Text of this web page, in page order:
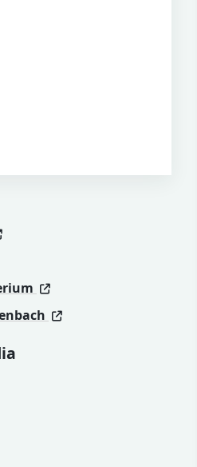
(öffnet in neuem Fenster)
(öffnet in neuem Fenster)
in neuem Fenster)
in neuem Fenster)
(öffnet in neuem
(öffnet in neuem
(öffnet in neuem
(öffnet in neuem
Fenster)
Fenster)